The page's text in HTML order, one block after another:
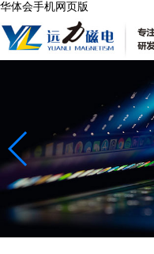
华体会手机网页版